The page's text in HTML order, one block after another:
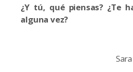
¿Y tú, qué piensas? ¿Te
alguna vez?